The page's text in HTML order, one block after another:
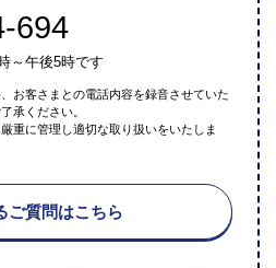
694
～午後5時です
お客さまとの電話内容を録音させていた
承ください。
重に管理し適切な取り扱いをいたしま
ご質問はこちら